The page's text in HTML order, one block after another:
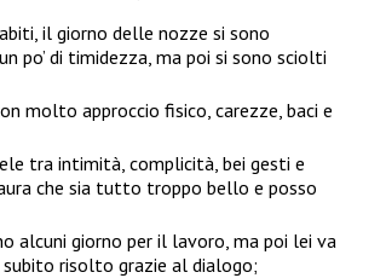
il giorno delle nozze si sono
po’ di timidezza, ma poi si sono sciolti
molto approccio fisico, carezze, baci e
tra intimità, complicità, bei gesti e
che sia tutto troppo bello e posso
alcuni giorno per il lavoro, ma poi lei va
subito risolto grazie al dialogo;